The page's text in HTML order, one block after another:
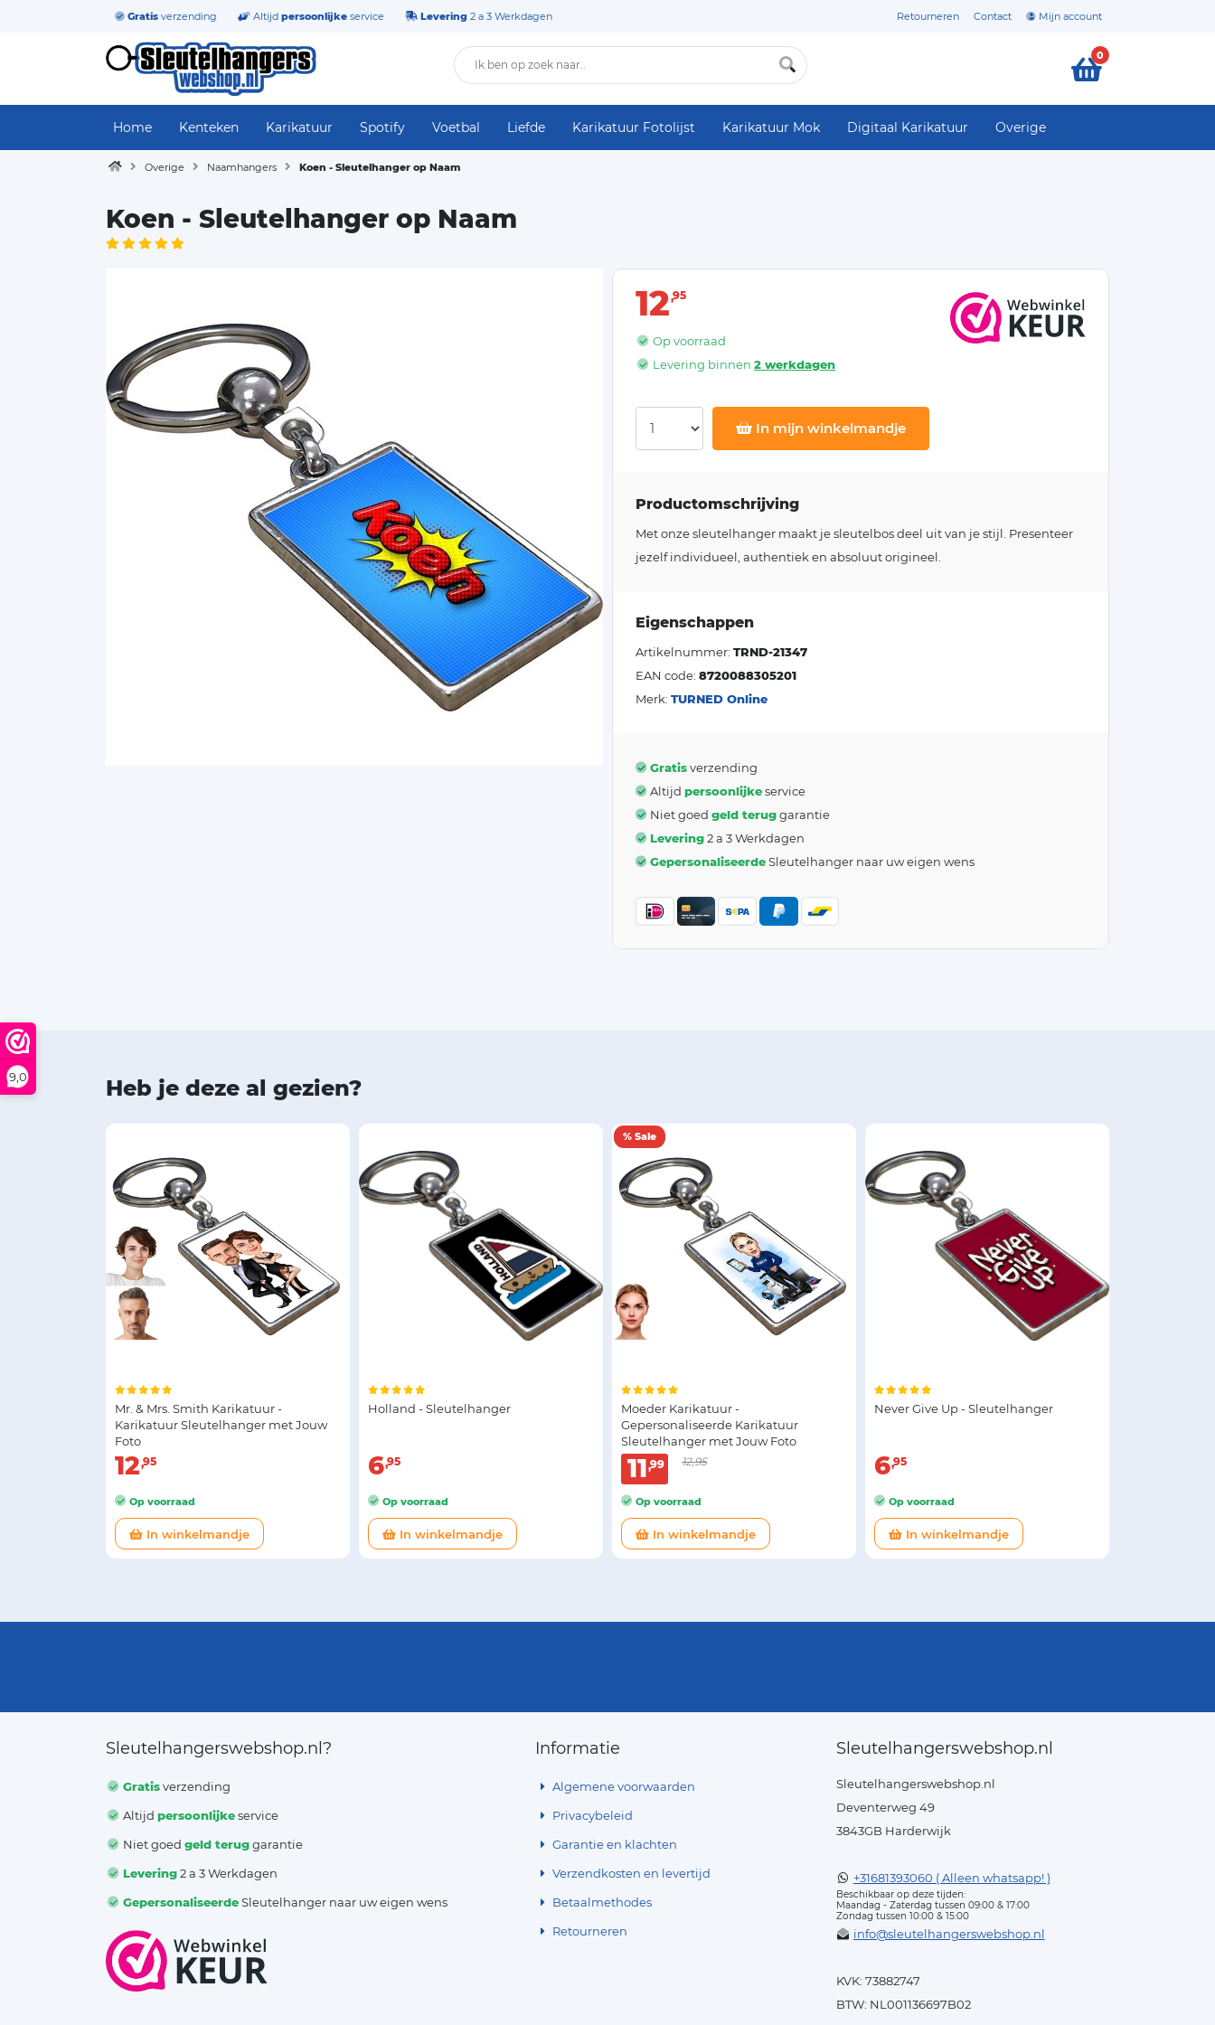
9,0
Gratis verzending Altijd persoonlijke service Levering 2 a 3 Werkdagen Retourneren Contact Mijn account
0
Home Kenteken Karikatuur Spotify Voetbal Liefde Karikatuur Fotolijst Karikatuur Mok Digitaal Karikatuur Overige
Overige Naamhangers Koen - Sleutelhanger op Naam
Koen - Sleutelhanger op Naam
12 95
Op voorraad
Levering binnen2 werkdagen
In mijn winkelmandje
Productomschrijving
Met onze sleutelhanger maakt je sleutelbos deel uit van je stijl. Presenteer
jezelf individueel, authentiek en absoluut origineel.
Eigenschappen
Artikelnummer: TRND-21347
EAN code: 8720088305201
Merk: TURNED Online
Gratisverzending
Altijd persoonlijkeservice
Niet goed geld teruggarantie
Levering2 a 3 Werkdagen
GepersonaliseerdeSleutelhanger naar uw eigen wens
Heb je deze al gezien?
Mr. & Mrs. Smith Karikatuur -
Karikatuur Sleutelhanger met Jouw
Foto
12 95
Op voorraad
In winkelmandje
Holland - Sleutelhanger
6 95
Op voorraad
In winkelmandje
% Sale
Moeder Karikatuur -
Gepersonaliseerde Karikatuur
Sleutelhanger met Jouw Foto
11 99 12,95
Op voorraad
In winkelmandje
Never Give Up - Sleutelhanger
6 95
Op voorraad
In winkelmandje
Sleutelhangerswebshop.nl?
Gratisverzending
Altijdpersoonlijkeservice
Niet goedgeld teruggarantie
Levering2 a 3 Werkdagen
GepersonaliseerdeSleutelhanger naar uw eigen wens
Informatie
Algemene voorwaarden
Privacybeleid
Garantie en klachten
Verzendkosten en levertijd
Betaalmethodes
Retourneren
Sleutelhangerswebshop.nl
Sleutelhangerswebshop.nl
Deventerweg 49
3843GB Harderwijk
+31681393060 ( Alleen whatsapp! )
Beschikbaar op deze tijden:
Maandag - Zaterdag tussen 09:00 & 17:00
Zondag tussen 10:00 & 15:00
info@sleutelhangerswebshop.nl
KVK: 73882747
BTW: NL001136697B02